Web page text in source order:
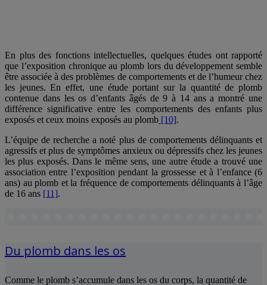
En plus des fonctions intellectuelles, quelques études ont rapporté
que l’exposition chronique au plomb lors du développement semble
être associée à des problèmes de comportements et de l’humeur chez
les jeunes. En effet, une étude portant sur la quantité de plomb
contenue dans les os d’enfants âgés de 9 à 14 ans a montré une
différence significative entre les comportements des enfants plus
exposés et ceux moins exposés au plomb [10].
L’équipe de recherche a noté plus de comportements délinquants et
agressifs et plus de symptômes anxieux ou dépressifs chez les jeunes
les plus exposés. Dans le même sens, une autre étude a trouvé une
association entre l’exposition pendant la grossesse et à l’enfance (6
ans) au plomb et la fréquence de comportements délinquants à l’âge
de 16 ans [11].
Du plomb dans les os
Comme le plomb s’accumule dans les os du corps, la quantité de